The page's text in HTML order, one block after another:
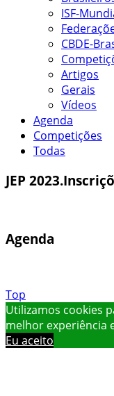
ISF-
CBDE-
Artigos
Gerais
Vídeos
Agenda
Competições
Todas
JEP
Agenda
Top
Utilizamos cookies
melhor experiência
Eu aceito